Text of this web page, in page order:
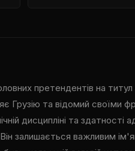
претендентів на
Грузію та відомий своїми
дисципліні та здатності
залишається важливим